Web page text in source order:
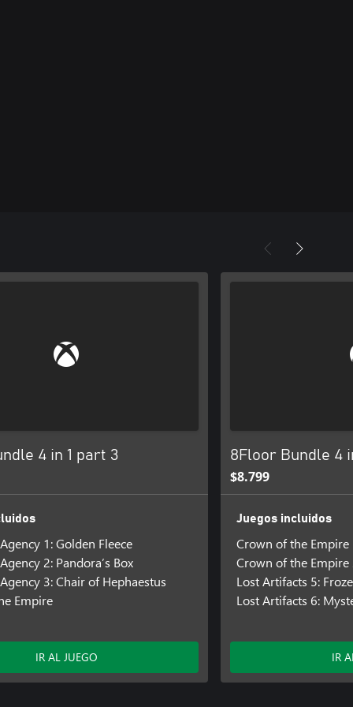
4 in 1 part 3
1: Golden Fleece
2: Pandora’s Box
3: Chair of Hephaestus
Empire
IR AL JUEGO
8Floor Bundle 4
$8.799
Juegos incluidos
Crown of the Empire
Crown of the
Lost Artifacts 5:
Lost Artifacts 6:
IR